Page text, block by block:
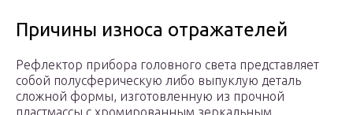
Причины износа отражателей
Рефлектор прибора головного света представляет
собой полусферическую либо выпуклую деталь
сложной формы, изготовленную из прочной
пластмассы с хромированным зеркальным